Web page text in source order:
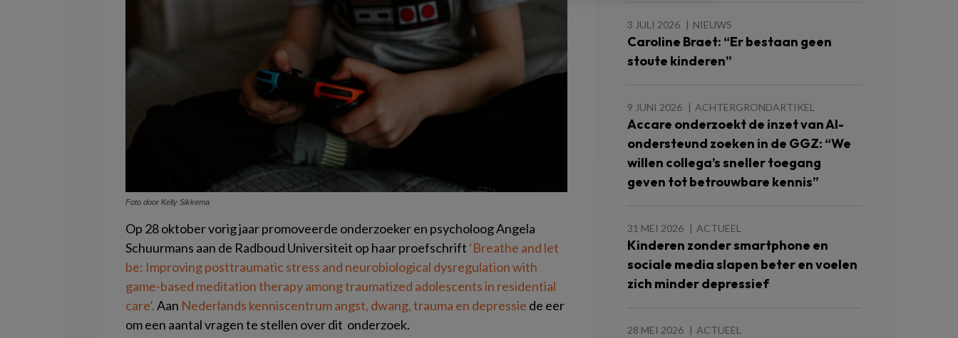
Foto door Kelly Sikkema
Op 28 oktober vorig jaar promoveerde onderzoeker en psycholoog Angela
Schuurmans aan de Radboud Universiteit op haar proefschrift ‘Breathe and let
be: Improving posttraumatic stress and neurobiological dysregulation with
game-based meditation therapy among traumatized adolescents in residential
care’.Aan Nederlands kenniscentrum angst, dwang, trauma en depressie de eer
om een aantal vragen te stellen over dit onderzoek.
3 JULI 2026 NIEUWS
Caroline Braet: “Er bestaan geen
stoute kinderen”
9 JUNI 2026 ACHTERGRONDARTIKEL
Accare onderzoekt de inzet van AI-
ondersteund zoeken in de GGZ: “We
willen collega’s sneller toegang
geven tot betrouwbare kennis”
31 MEI 2026 ACTUEEL
Kinderen zonder smartphone en
sociale media slapen beter en voelen
zich minder depressief
28 MEI 2026 ACTUEEL